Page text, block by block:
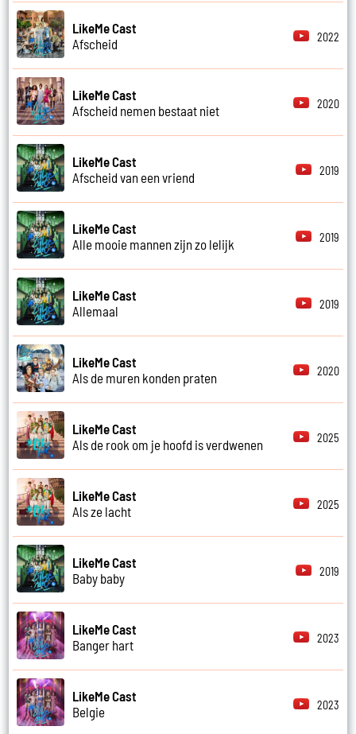
LikeMe Cast
Afscheid
2022
LikeMe Cast
Afscheid nemen bestaat niet
2020
LikeMe Cast
Afscheid van een vriend
2019
LikeMe Cast
Alle mooie mannen zijn zo lelijk
2019
LikeMe Cast
Allemaal
2019
LikeMe Cast
Als de muren konden praten
2020
LikeMe Cast
Als de rook om je hoofd is verdwenen
2025
LikeMe Cast
Als ze lacht
2025
LikeMe Cast
Baby baby
2019
LikeMe Cast
Banger hart
2023
LikeMe Cast
Belgie
2023